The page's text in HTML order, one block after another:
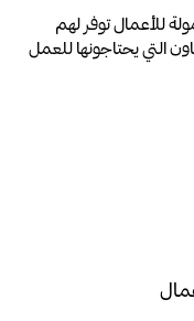
للأعمال توفر لهم
التي يحتاجونها للعمل